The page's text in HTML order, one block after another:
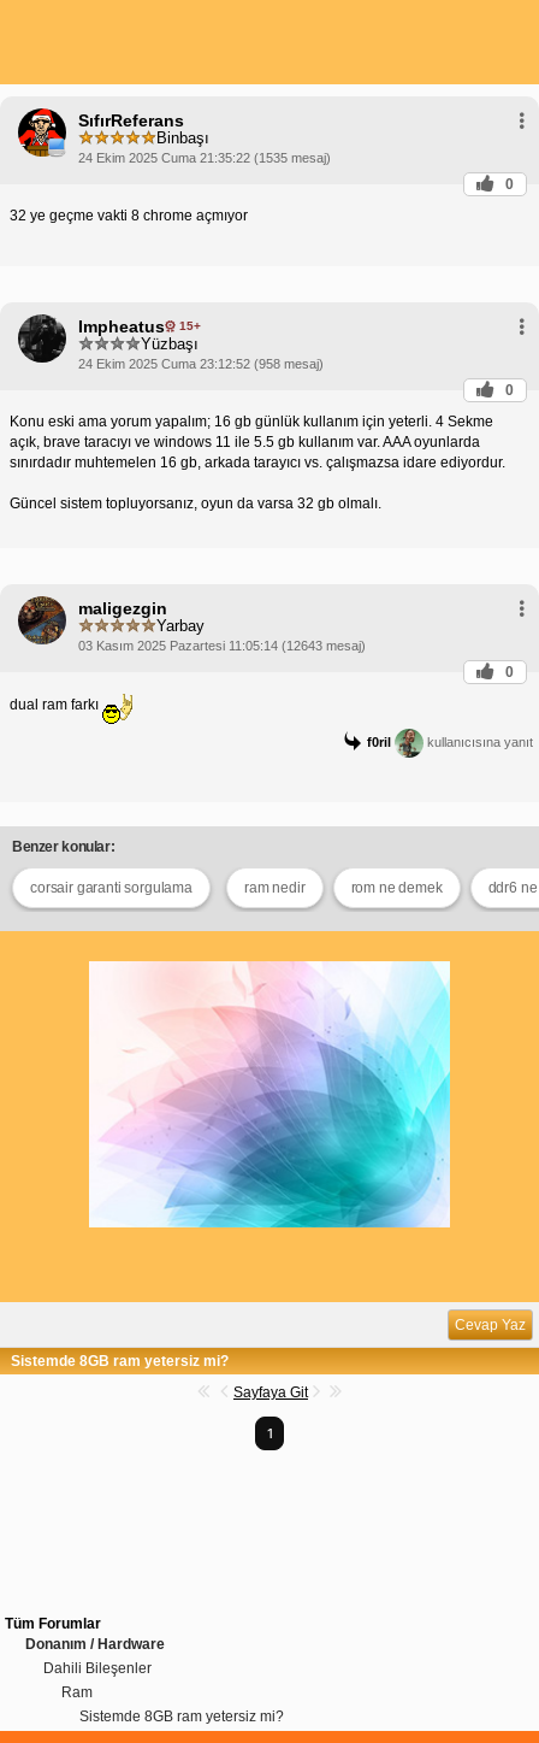
SıfırReferans
Binbaşı
24 Ekim 2025 Cuma 21:35:22 (1535 mesaj)
0
32 ye geçme vakti 8 chrome açmıyor
Impheatus 15+
Yüzbaşı
24 Ekim 2025 Cuma 23:12:52 (958 mesaj)
0
Konu eski ama yorum yapalım; 16 gb günlük kullanım için yeterli. 4 Sekme
açık, brave taracıyı ve windows 11 ile 5.5 gb kullanım var. AAA oyunlarda
sınırdadır muhtemelen 16 gb, arkada tarayıcı vs. çalışmazsa idare ediyordur.
Güncel sistem topluyorsanız, oyun da varsa 32 gb olmalı.
maligezgin
Yarbay
03 Kasım 2025 Pazartesi 11:05:14 (12643 mesaj)
0
dual ram farkı
f0ril kullanıcısına yanıt
Benzer konular:
corsair garanti sorgulama ram nedir rom ne demek ddr6 ne
Cevap Yaz
Sistemde 8GB ram yetersiz mi?
Sayfaya Git
1
Tüm Forumlar
Donanım / Hardware
Dahili Bileşenler
Ram
Sistemde 8GB ram yetersiz mi?